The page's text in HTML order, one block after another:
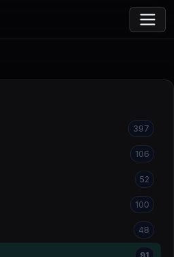
397
106
52
100
48